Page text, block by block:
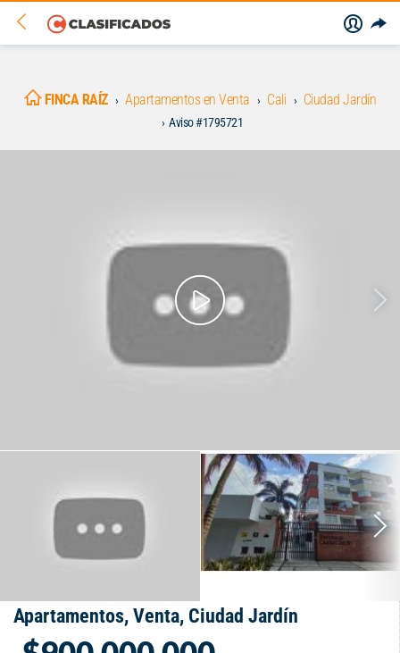
FINCA RAÍZ Apartamentos en Venta Cali Ciudad Jardín
Aviso #1795721
Apartamentos, Venta, Ciudad Jardín